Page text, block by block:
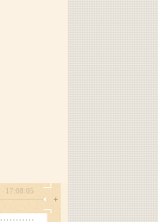
17:08:05